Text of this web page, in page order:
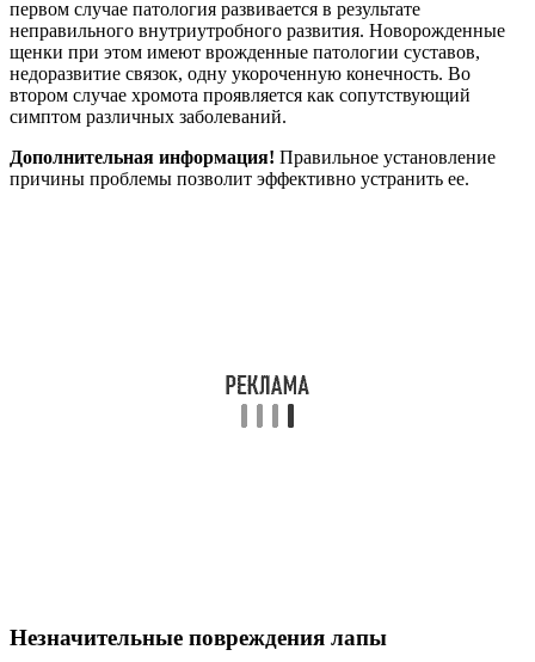
первом случае патология развивается в результате
неправильного внутриутробного развития. Новорожденные
щенки при этом имеют врожденные патологии суставов,
недоразвитие связок, одну укороченную конечность. Во
втором случае хромота проявляется как сопутствующий
симптом различных заболеваний.
Дополнительная информация! Правильное установление
причины проблемы позволит эффективно устранить ее.
Незначительные повреждения лапы